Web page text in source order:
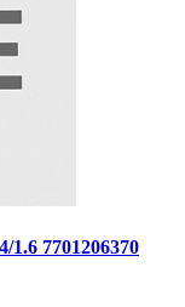
1.6 7701206370